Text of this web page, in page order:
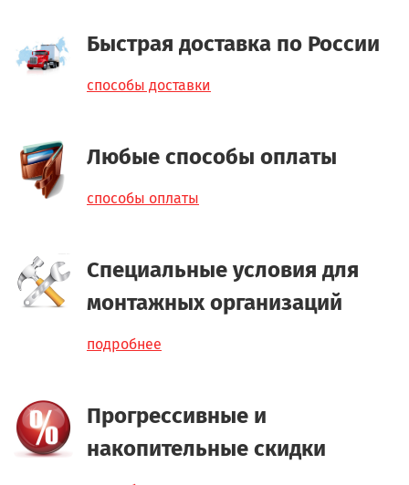
Быстрая доставка по России
способы доставки
Любые способы оплаты
способы оплаты
Специальные условия для
монтажных организаций
подробнее
Прогрессивные и
накопительные скидки